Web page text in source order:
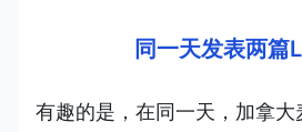
同一天发表两篇
有趣的是，在同一天，加拿